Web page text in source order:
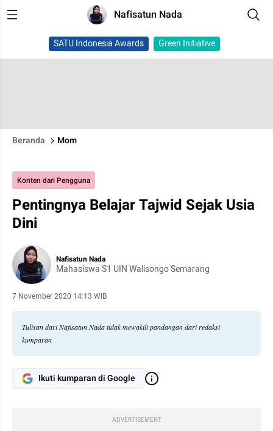
Nafisatun Nada
SATU Indonesia Awards Green Initiative
Beranda Mom
Konten dari Pengguna
Pentingnya Belajar Tajwid Sejak Usia
Dini
Nafisatun Nada
Mahasiswa S1 UIN Walisongo Semarang
7 November 2020 14:13 WIB
Tulisan dari Nafisatun Nada tidak mewakili pandangan dari redaksi
kumparan
Ikuti kumparan di Google
ADVERTISEMENT